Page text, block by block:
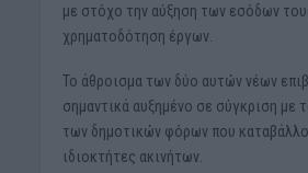
με στόχο την αύξηση των εσόδων
χρηματοδότηση έργων.
Το άθροισμα των δύο αυτών νέων
σημαντικά αυξημένο σε σύγκριση με
των δημοτικών φόρων που
ιδιοκτήτες ακινήτων.